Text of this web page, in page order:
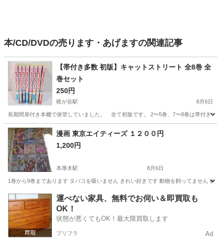
本/CD/DVDの売ります・あげますの関連記事
【帯付き多数 初版】キャットストリート 全8巻 全
巻セット
250円
梶が谷駅 8月6日
長期間扉付き本棚で保管していました。 全て初版です。 2〜5巻、7〜8巻は帯付きで
神奈川 川崎市 梶が谷駅 マンガ、コミック、アニメ
漫画 東京エイティーズ １２００円
1,200円
本厚木駅 8月6日
1巻から9巻まであります タバコを吸いません きれい好きです 動物を飼ってません 値
神奈川 厚木市 本厚木駅 マンガ、コミック、アニメ 漫画
運べない家具、無料でお伺い＆即買取も
OK！
状態が悪くてもOK！最大限買取します
プリフラ Ad